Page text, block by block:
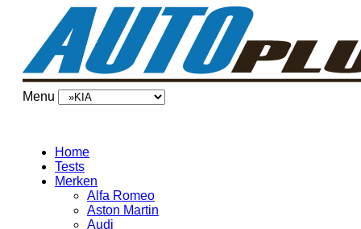
Menu
Home
Tests
Merken
Alfa Romeo
Aston Martin
Audi